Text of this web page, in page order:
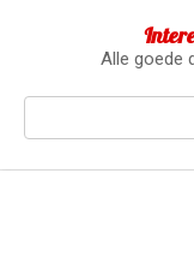
Alle goede